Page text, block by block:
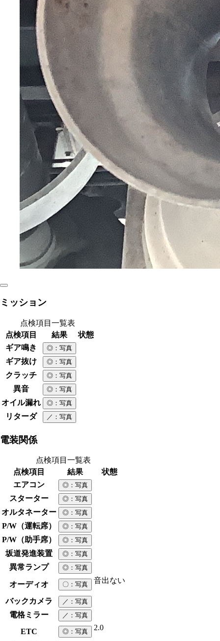
ミッション
点検項目一覧表
点検項目
結果
状態
ギア鳴き
◎ ：写真
ギア抜け ◎ ：写真
クラッチ ◎ ：写真
異音 ◎ ：写真
オイル漏れ ◎ ：写真
リターダ ／ ：写真
電装関係
点検項目一覧表
点検項目
結果
状態
エアコン
◎ ：写真
スターター ◎ ：写真
オルタネーター ◎ ：写真
P/W（運転席） ◎ ：写真
P/W（助手席） ◎ ：写真
坂道発進装置 ◎ ：写真
異常ランプ ◎ ：写真
オーディオ 〇 ：写真 音出ない
バックカメラ ／ ：写真
電格ミラー ／ ：写真
ETC ◎ ：写真 2.0